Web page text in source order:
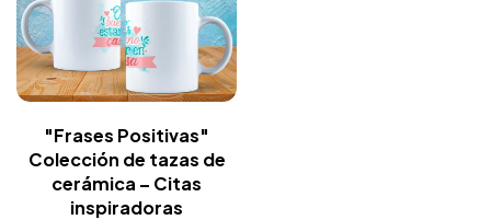
"Frases Positivas"
Colección de tazas de
cerámica – Citas
inspiradoras